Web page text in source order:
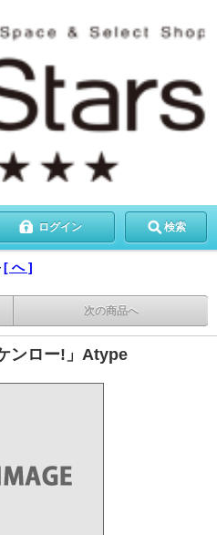
ログイン 検索
[ へ ]
次の商品へ
ンロー!」Atype